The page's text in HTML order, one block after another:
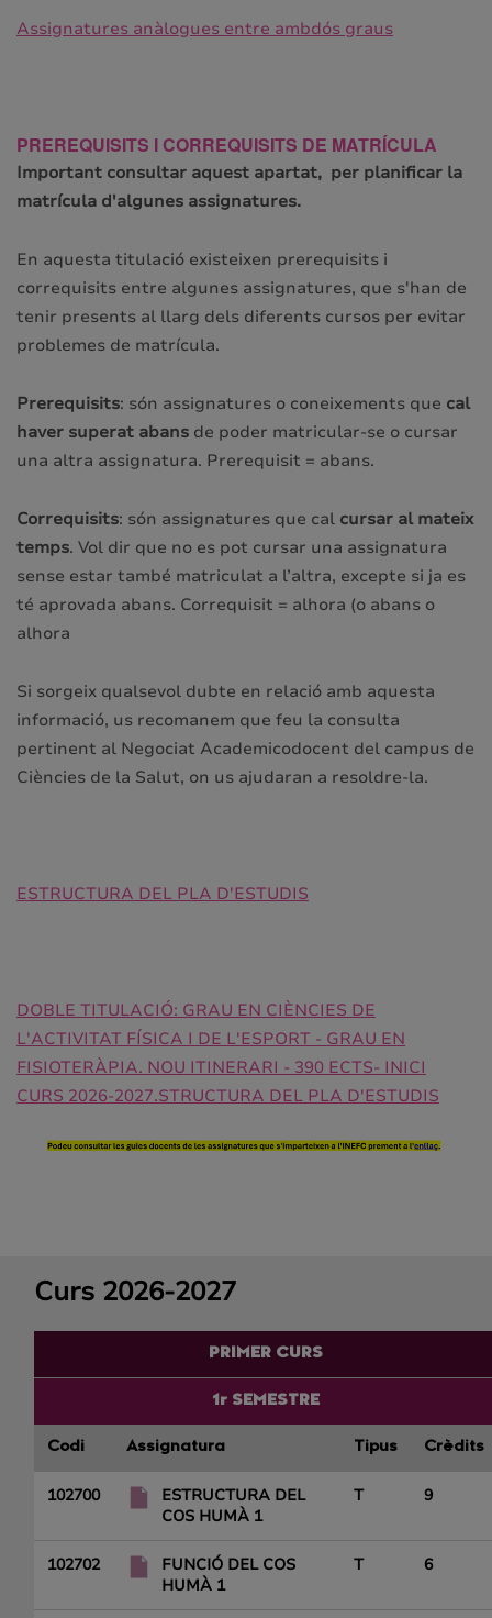
Assignatures anàlogues entre ambdós graus
PREREQUISITS I CORREQUISITS DE MATRÍCULA
Important consultar aquest apartat, per planificar la
matrícula d'algunes assignatures.
En aquesta titulació existeixen prerequisits i
correquisits entre algunes assignatures, que s'han de
tenir presents al llarg dels diferents cursos per evitar
problemes de matrícula.
Prerequisits: són assignatures o coneixements que cal
haver superat abans de poder matricular-se o cursar
una altra assignatura. Prerequisit = abans.
Correquisits: són assignatures que cal cursar al mateix
temps. Vol dir que no es pot cursar una assignatura
sense estar també matriculat a l’altra, excepte si ja es
té aprovada abans. Correquisit = alhora (o abans o
alhora
Si sorgeix qualsevol dubte en relació amb aquesta
informació, us recomanem que feu la consulta
pertinent al Negociat Academicodocent del campus de
Ciències de la Salut, on us ajudaran a resoldre-la.
ESTRUCTURA DEL PLA D'ESTUDIS
DOBLE TITULACIÓ: GRAU EN CIÈNCIES DE
L'ACTIVITAT FÍSICA I DE L'ESPORT - GRAU EN
FISIOTERÀPIA. NOU ITINERARI - 390 ECTS- INICI
CURS 2026-2027.STRUCTURA DEL PLA D'ESTUDIS
2024-
Curs 2026-2027
PRIMER CURS
1r SEMESTRE
Codi Assignatura Tipus Crèdits
102700
ESTRUCTURA DEL
COS HUMÀ 1
T 9
102702
FUNCIÓ DEL COS
HUMÀ 1
T 6